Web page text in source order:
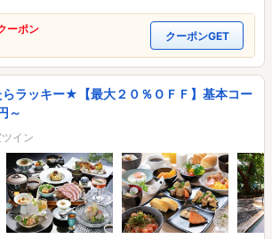
ーポン
クーポンGET
らラッキー★【最大２０％ＯＦＦ】基本コー
～
イン